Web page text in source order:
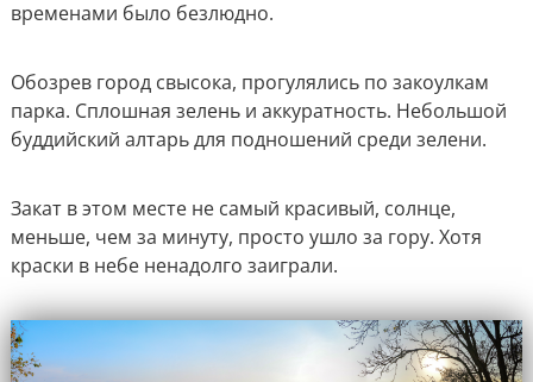
временами было безлюдно.
Обозрев город свысока, прогулялись по закоулкам
парка. Сплошная зелень и аккуратность. Небольшой
буддийский алтарь для подношений среди зелени.
Закат в этом месте не самый красивый, солнце,
меньше, чем за минуту, просто ушло за гору. Хотя
краски в небе ненадолго заиграли.